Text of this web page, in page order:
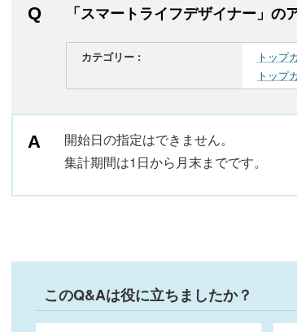
「スマートライフデザイナー」
カテゴリー : トップ
トップ
開始日の指定はできません。
集計期間は1日から月末までです。
このQ&Aは役に立ちましたか？